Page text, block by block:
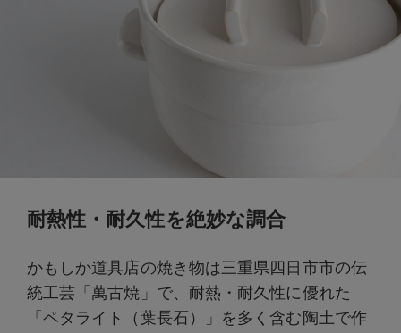
耐熱性・耐久性を絶妙な調合
かもしか道具店の焼き物は三重県四日市市の伝
統工芸「萬古焼」で、耐熱・耐久性に優れた
「ペタライト（葉長石）」を多く含む陶土で作